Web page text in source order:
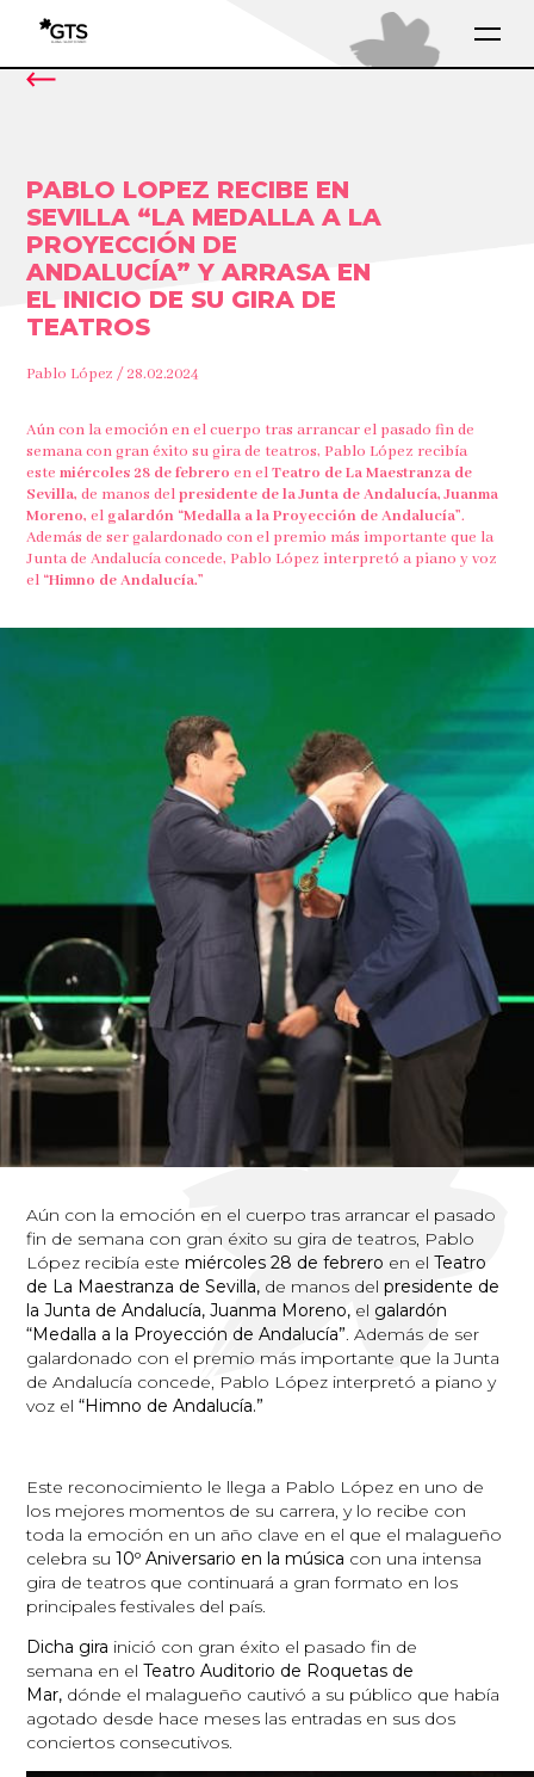
PABLO LOPEZ RECIBE EN
SEVILLA “LA MEDALLA A LA
PROYECCIÓN DE
ANDALUCÍA” Y ARRASA EN
EL INICIO DE SU GIRA DE
TEATROS
Pablo López / 28.02.2024
Aún con la emoción en el cuerpo tras arrancar el pasado fin de
semana con gran éxito su gira de teatros, Pablo López recibía
estemiércoles 28 de febreroen elTeatro de La Maestranza de
Sevilla,de manos delpresidente de la Junta de Andalucía, Juanma
Moreno,el galardón “Medalla a la Proyección de Andalucía”.
Además de ser galardonado con el premio más importante que la
Junta de Andalucía concede, Pablo López interpretó a piano y voz
el “Himno de Andalucía.”
Aún con la emoción en el cuerpo tras arrancar el pasado
fin de semana con gran éxito su gira de teatros, Pablo
López recibía estemiércoles 28 de febrero en el Teatro
de La Maestranza de Sevilla, de manos del presidente de
la Junta de Andalucía, Juanma Moreno, el galardón
“Medalla a la Proyección de Andalucía” . Además de ser
galardonado con el premio más importante que la Junta
de Andalucía concede, Pablo López interpretó a piano y
voz el“Himno de Andalucía.”
Este reconocimiento le llega a Pablo López en uno de
los mejores momentos de su carrera, y lo recibe con
toda la emoción en un año clave en el que el malagueño
celebra su10º Aniversario en la música con una intensa
gira de teatros que continuará a gran formato en los
principales festivales del país.
Dicha gira inició con gran éxito el pasado fin de
semana en elTeatro Auditorio de Roquetas de
Mar, dónde el malagueño cautivó a su público que había
agotado desde hace meses las entradas en sus dos
conciertos consecutivos.